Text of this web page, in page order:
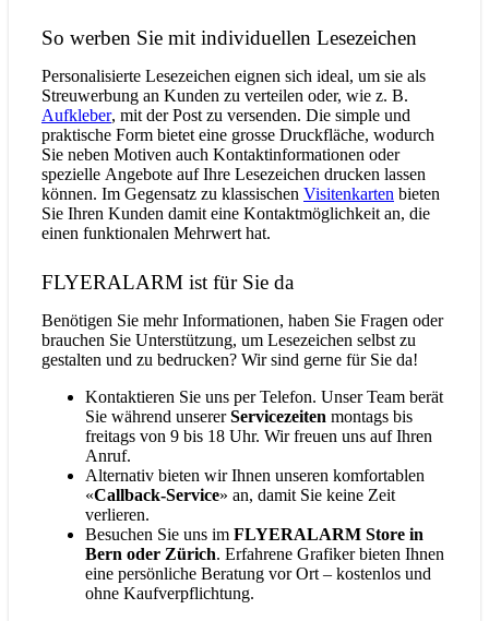
So werben Sie mit individuellen Lesezeichen
Personalisierte Lesezeichen eignen sich ideal, um sie als
Streuwerbung an Kunden zu verteilen oder, wie z. B.
Aufkleber, mit der Post zu versenden. Die simple und
praktische Form bietet eine grosse Druckfläche, wodurch
Sie neben Motiven auch Kontaktinformationen oder
spezielle Angebote auf Ihre Lesezeichen drucken lassen
können. Im Gegensatz zu klassischen Visitenkarten bieten
Sie Ihren Kunden damit eine Kontaktmöglichkeit an, die
einen funktionalen Mehrwert hat.
FLYERALARM ist für Sie da
Benötigen Sie mehr Informationen, haben Sie Fragen oder
brauchen Sie Unterstützung, um Lesezeichen selbst zu
gestalten und zu bedrucken? Wir sind gerne für Sie da!
Kontaktieren Sie uns per Telefon. Unser Team berät
Sie während unsererServicezeiten montags bis
freitags von 9 bis 18 Uhr. Wir freuen uns auf Ihren
Anruf.
Alternativ bieten wir Ihnen unseren komfortablen
«Callback-Service» an, damit Sie keine Zeit
verlieren.
Besuchen Sie uns im FLYERALARM Store in
Bern oder Zürich. Erfahrene Grafiker bieten Ihnen
eine persönliche Beratung vor Ort – kostenlos und
ohne Kaufverpflichtung.